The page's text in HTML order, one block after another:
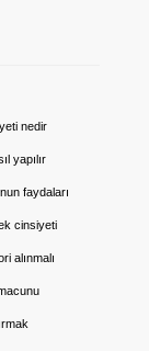
nedir
yapılır
faydaları
cinsiyeti
alınmalı